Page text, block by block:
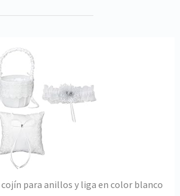
para anillos y liga en color blanco